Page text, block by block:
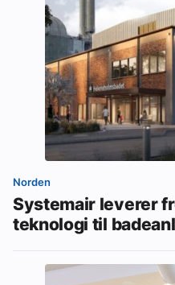
Norden
Systemair leverer
teknologi til